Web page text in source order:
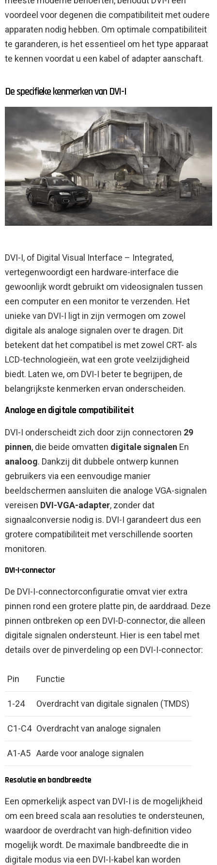
voordeel voor degenen die compatibiliteit met oudere
apparaten nodig hebben. Om optimale compatibiliteit
te garanderen, is het essentieel om het type apparaat
te kennen voordat u een kabel of adapter aanschaft.
De specifieke kenmerken van DVI-I
DVI-I, of Digital Visual Interface – Integrated,
vertegenwoordigt een hardware-interface die
gewoonlijk wordt gebruikt om videosignalen tussen
een computer en een monitor te verzenden. Het
unieke van DVI-I ligt in zijn vermogen om zowel
digitale als analoge signalen over te dragen. Dit
betekent dat het compatibel is met zowel CRT- als
LCD-technologieën, wat een grote veelzijdigheid
biedt. Laten we, om DVI-I beter te begrijpen, de
belangrijkste kenmerken ervan onderscheiden.
Analoge en digitale compatibiliteit
DVI-I onderscheidt zich door zijn connectoren 29
pinnen, die beide omvatten digitale signalen En
analoog. Dankzij dit dubbele ontwerp kunnen
gebruikers via een eenvoudige manier
beeldschermen aansluiten die analoge VGA-signalen
vereisen DVI-VGA-adapter, zonder dat
signaalconversie nodig is. DVI-I garandeert dus een
grotere compatibiliteit met verschillende soorten
monitoren.
DVI-I-connector
De DVI-I-connectorconfiguratie omvat vier extra
pinnen rond een grotere platte pin, de aarddraad. Deze
pinnen ontbreken op een DVI-D-connector, die alleen
digitale signalen ondersteunt. Hier is een tabel met
details over de pinverdeling op een DVI-I-connector:
Pin Functie
1-24 Overdracht van digitale signalen (TMDS)
C1-C4 Overdracht van analoge signalen
A1-A5 Aarde voor analoge signalen
Resolutie en bandbreedte
Een opmerkelijk aspect van DVI-I is de mogelijkheid
om een ​​breed scala aan resoluties te ondersteunen,
waardoor de overdracht van high-definition video
mogelijk wordt. De maximale bandbreedte die in
digitale modus via een DVI-I-kabel kan worden